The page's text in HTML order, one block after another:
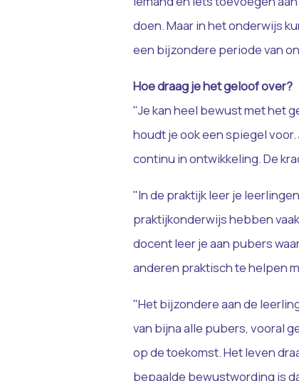
doen. Maar in het onderwijs
een bijzondere periode van
Hoe draag je het geloof over?
"Je kan heel bewust met het
houdt je ook een spiegel
continu in ontwikkeling. De
"In de praktijk leer je
praktijkonderwijs hebben
docent leer je aan pubers
anderen praktisch te helpen
"Het bijzondere aan de
van bijna alle pubers, vooral
op de toekomst. Het leven
bepaalde bewustwording is